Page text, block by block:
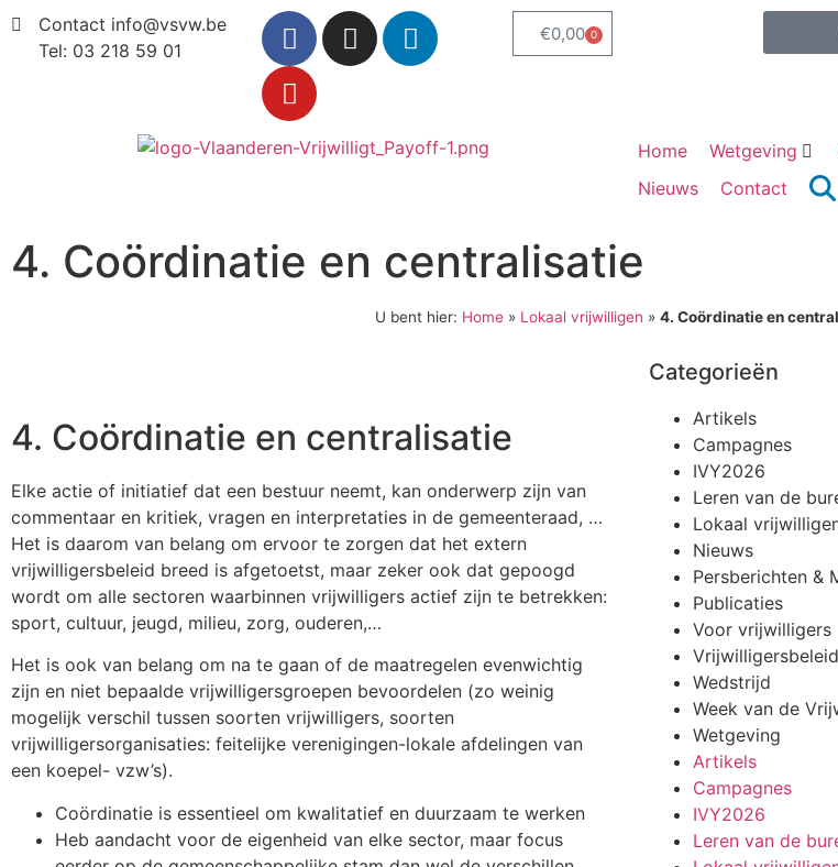
Contact info@vsvw.be
Tel: 03 218 59 01
€0,00 0
Home Wetgeving
Nieuws
Contact
4. Coördinatie en centralisatie
U bent hier: Home» Lokaal vrijwilligen » 4. Coördinatie en
4. Coördinatie en centralisatie
Elke actie of initiatief dat een bestuur neemt, kan onderwerp zijn van
commentaar en kritiek, vragen en interpretaties in de gemeenteraad, …
Het is daarom van belang om ervoor te zorgen dat het extern
vrijwilligersbeleid breed is afgetoetst, maar zeker ook dat gepoogd
wordt om alle sectoren waarbinnen vrijwilligers actief zijn te betrekken:
sport, cultuur, jeugd, milieu, zorg, ouderen,…
Het is ook van belang om na te gaan of de maatregelen evenwichtig
zijn en niet bepaalde vrijwilligersgroepen bevoordelen (zo weinig
mogelijk verschil tussen soorten vrijwilligers, soorten
vrijwilligersorganisaties: feitelijke verenigingen-lokale afdelingen van
een koepel- vzw’s).
Coördinatie is essentieel om kwalitatief en duurzaam te werken
Heb aandacht voor de eigenheid van elke sector, maar focus
Categorieën
Artikels
Campagnes
IVY2026
Leren van de
Lokaal
Nieuws
Persberichten &
Publicaties
Voor vrijwilligers
Vrijwilligersbeleid
Wedstrijd
Week van de
Wetgeving
Artikels
Campagnes
IVY2026
Leren van de